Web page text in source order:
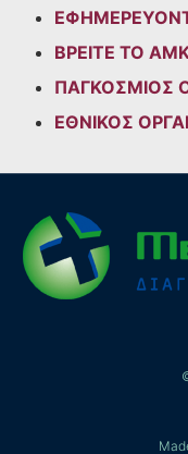
ΒΡΕΙΤΕ ΤΟ
ΠΑΓΚΟΣΜΙΟΣ
ΕΘΝΙΚΟΣ